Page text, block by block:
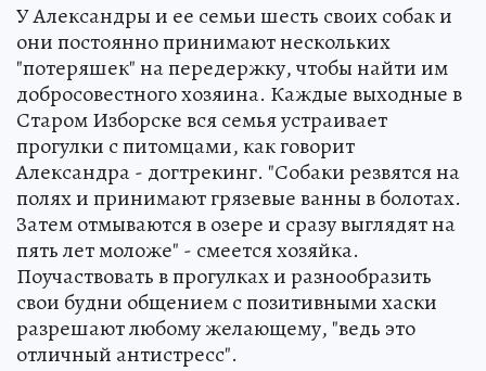
У Александры и ее семьи шесть своих собак и
они постоянно принимают нескольких
"потеряшек" на передержку, чтобы найти им
добросовестного хозяина. Каждые выходные в
Старом Изборске вся семья устраивает
прогулки с питомцами, как говорит
Александра - догтрекинг. "Собаки резвятся на
полях и принимают грязевые ванны в болотах.
Затем отмываются в озере и сразу выглядят на
пять лет моложе" - смеется хозяйка.
Поучаствовать в прогулках и разнообразить
свои будни общением с позитивными хаски
разрешают любому желающему, "ведь это
отличный антистресс".